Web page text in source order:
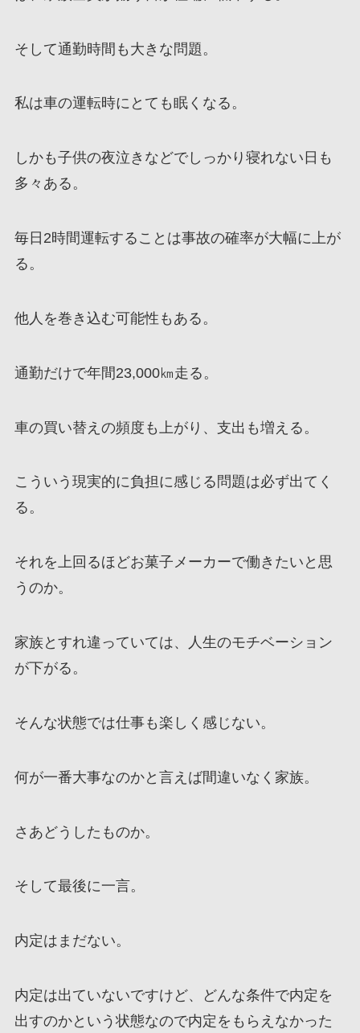
そして通勤時間も大きな問題。
私は車の運転時にとても眠くなる。
しかも子供の夜泣きなどでしっかり寝れない日も
多々ある。
毎日2時間運転することは事故の確率が大幅に上が
る。
他人を巻き込む可能性もある。
通勤だけで年間23,000㎞走る。
車の買い替えの頻度も上がり、支出も増える。
こういう現実的に負担に感じる問題は必ず出てく
る。
それを上回るほどお菓子メーカーで働きたいと思
うのか。
家族とすれ違っていては、人生のモチベーション
が下がる。
そんな状態では仕事も楽しく感じない。
何が一番大事なのかと言えば間違いなく家族。
さあどうしたものか。
そして最後に一言。
内定はまだない。
内定は出ていないですけど、どんな条件で内定を
出すのかという状態なので内定をもらえなかった